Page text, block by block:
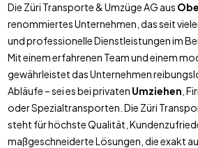
Die Züri Transporte & Umzüge AG aus
renommiertes Unternehmen, das seit
und professionelle Dienstleistungen im
Mit einem erfahrenen Team und einem
gewährleistet das Unternehmen
Abläufe – sei es bei privaten Umziehen ,
oder Spezialtransporten. Die Züri
steht für höchste Qualität,
maßgeschneiderte Lösungen, die exakt